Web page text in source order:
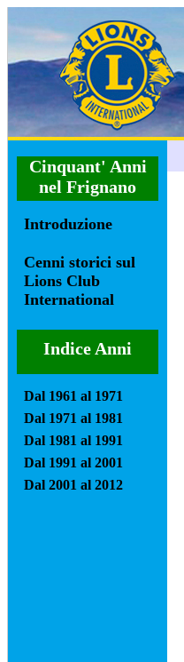
Cinquant' Anni
nel Frignano
Introduzione
Cenni storici sul
Lions Club
International
Indice Anni
Dal 1961 al 1971
Dal 1971 al 1981
Dal 1981 al 1991
Dal 1991 al 2001
Dal 2001 al 2012